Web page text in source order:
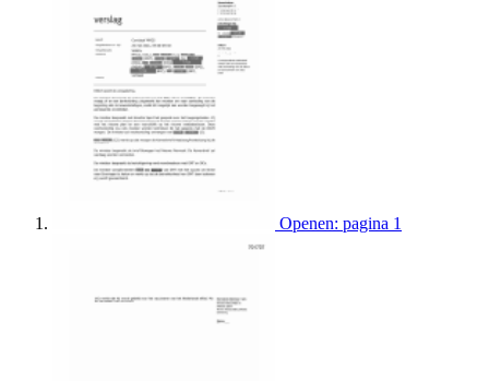
Openen: pagina 1